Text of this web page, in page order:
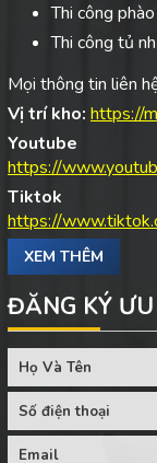
Thi công
Thi công tủ
Mọi thông tin liên
Vị trí kho: https://
https://
Tiktok
https://
XEM THÊM
ĐĂNG KÝ